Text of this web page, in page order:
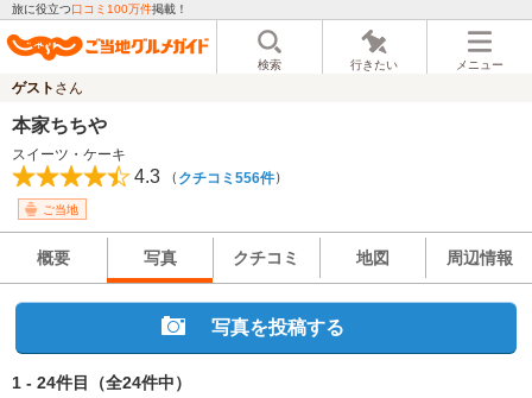
旅に役立つ口コミ100万件掲載！
検索 行きたい メニュー
ゲスト さん
本家ちちや
スイーツ・ケーキ
4.3 （ クチコミ556件）
ご当地
概要 写真 クチコミ 地図 周辺情報
写真を投稿する
1 - 24件目 （全24件中）